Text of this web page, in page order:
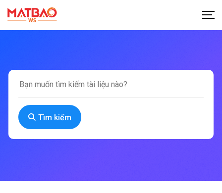
Tìm kiếm